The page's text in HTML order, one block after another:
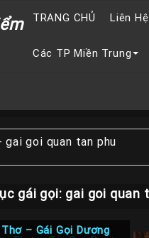
TRANG CHỦ Liên
Các TP Miền Trung
gai goi quan tan phu
gái gọi: gai goi quan
– Gái Gọi Dương